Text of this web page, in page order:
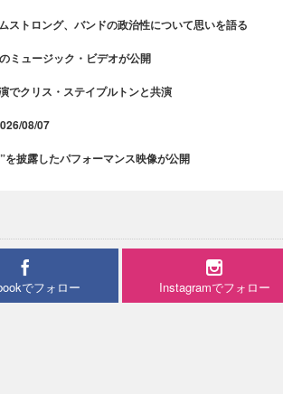
ストロング、バンドの政治性について思いを語る
ミュージック・ビデオが公開
でクリス・ステイプルトンと共演
08/07
披露したパフォーマンス映像が公開
でフォロー Instagramでフォロー